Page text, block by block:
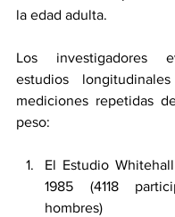
la edad adulta.
Los investigadores
estudios
mediciones repetidas
peso:
El Estudio
1985 (4118
hombres)